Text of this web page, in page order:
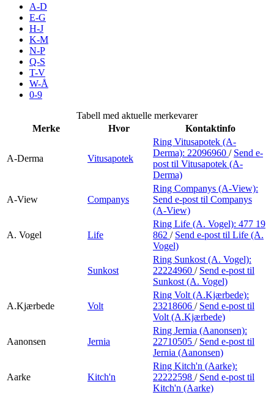
Merker
Inspirasjon
Søk
Åpningstider
Praktisk informasjon
Magasin
A-D
E-G
H-J
K-M
N-P
Q-S
T-V
W-Å
0-9
Tabell med aktuelle merkevarer
Merke
Hvor Kontaktinfo
A-Derma Vitusapotek
Ring Vitusapotek (A-
Derma): 22096960 / Send e-
post til Vitusapotek (A-
Derma)
A-View Companys
Ring Companys (A-View):
Send e-post til Companys
(A-View)
A. Vogel Life
Ring Life (A. Vogel): 477 19
862 / Send e-post til Life (A.
Vogel)
Sunkost
Ring Sunkost (A. Vogel):
22224960 / Send e-post til
Sunkost (A. Vogel)
A.Kjærbede Volt
Ring Volt (A.Kjærbede):
23218606 / Send e-post til
Volt (A.Kjærbede)
Aanonsen Jernia
Ring Jernia (Aanonsen):
22710505 / Send e-post til
Jernia (Aanonsen)
Aarke Kitch'n
Ring Kitch'n (Aarke):
22222598 / Send e-post til
Kitch'n (Aarke)